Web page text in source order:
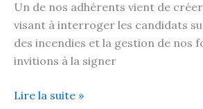
contre
le
projet
Imerys
Razac
Un de nos adhérents vient de
visant à interroger les candidats
des incendies et la gestion de nos
invitions à la signer
Incendie
Lire la suite »